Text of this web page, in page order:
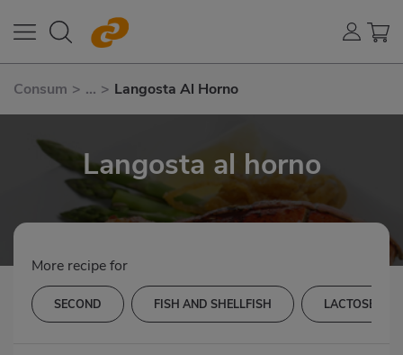
Consum > ... > Langosta Al Horno
Langosta al horno
More recipe for
SECOND FISH AND SHELLFISH LACTOSE-